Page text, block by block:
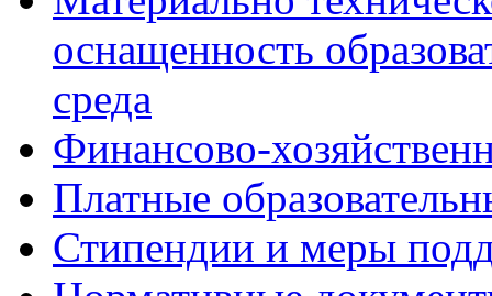
оснащенность
среда
Финансово-
Платные
Стипендии и меры